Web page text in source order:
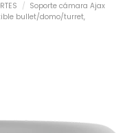
Soporte cámara Ajax
bullet/domo/turret,